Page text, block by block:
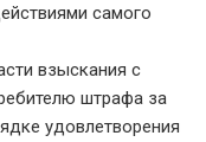
самого
взыскания с
штрафа за
удовлетворения